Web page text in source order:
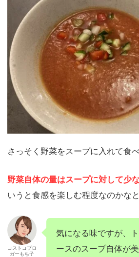
さっそく野菜をスープに入れて食
野菜自体の量はスープに対して少
いうと食感を楽しむ程度なのかな
コストコブロ
ガーもち子
気になる味ですが、
ースのスープ自体が